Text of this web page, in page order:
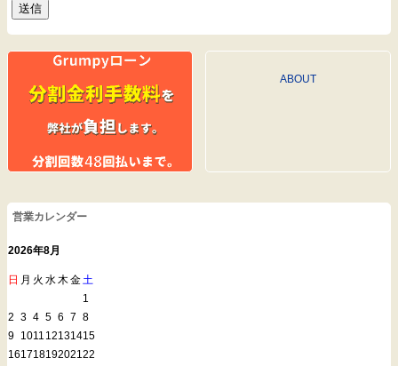
ABOUT
営業カレンダー
2026年8月
日 月 火 水木金土
1
2 3 4 5 6 7 8
9 1011 12131415
16171819202122